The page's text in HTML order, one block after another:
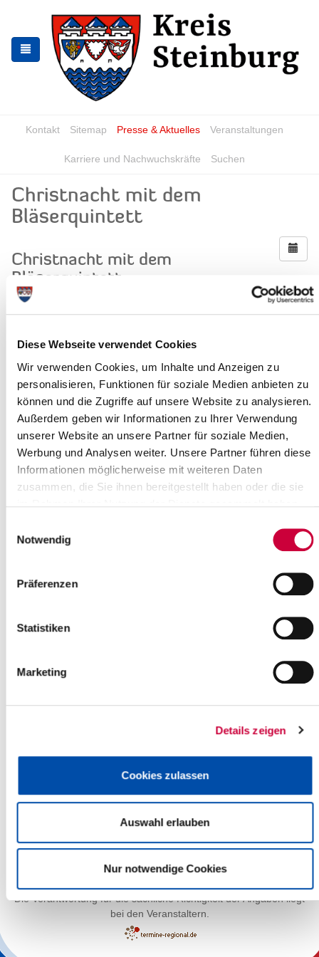
Diese Webseite verwendet Cookies
Wir verwenden Cookies, um Inhalte und Anzeigen zu
personalisieren, Funktionen für soziale Medien anbieten zu
können und die Zugriffe auf unsere Website zu analysieren.
Außerdem geben wir Informationen zu Ihrer Verwendung
unserer Website an unsere Partner für soziale Medien,
Werbung und Analysen weiter. Unsere Partner führen diese
Informationen möglicherweise mit weiteren Daten
zusammen, die Sie ihnen bereitgestellt haben oder die sie
Notwendig
Präferenzen
Statistiken
Marketing
Details zeigen
Cookies zulassen
Auswahl erlauben
Nur notwendige Cookies
springen
springen
Kontakt Sitemap Presse & Aktuelles Veranstaltungen
Karriere und Nachwuchskräfte Suchen
Christnacht mit dem
Bläserquintett
Christnacht mit dem
Bläserquintett
Wann?
Mittwoch, 24.12.2025
23:00 Uhr
Wo genau?
Lutherkirche Lägerdorf, Stiftstraße 21 ,Lägerdorf
Kategorie:
Veranstaltung , Gottesdienste
Quelle
Ev.-Luth. Kirchengemeinde Lägerdorf
Stiftstraße 21
25566 Lägerdorf
Die Verantwortung für die sachliche Richtigkeit der Angaben liegt
bei den Veranstaltern.